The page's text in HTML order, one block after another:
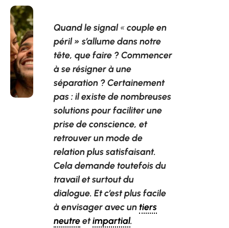
Quand le signal«couple en
péril » s’allume dans notre
tête, que faire ? Commencer
à se résigner à une
séparation ? Certainement
pas : il existe de nombreuses
solutions pour faciliter une
prise de conscience, et
retrouver un mode de
relation plus satisfaisant.
Cela demande toutefois du
travail et surtout du
dialogue. Et c’est plus facile
à envisager avec untiers
neutreetimpartial.